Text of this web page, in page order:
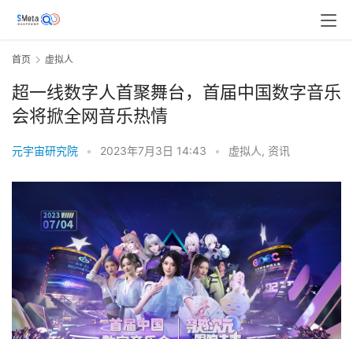
首页 虚拟人
超一线数字人首聚舞台，首届中国数字音乐
会将掀全网音乐热情
元宇宙研究院 • 2023年7月3日 14:43 • 虚拟人 , 资讯